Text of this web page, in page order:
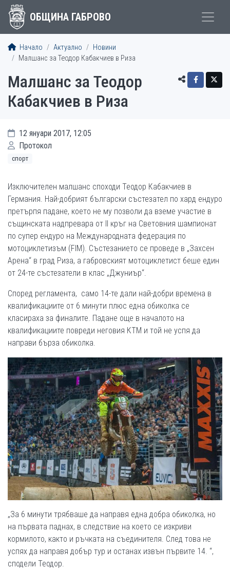
ОБЩИНА ГАБРОВО
Начало Актуално
Новини
Малшанс за Теодор Кабакчиев в Риза
Малшанс за Теодор
Кабакчиев в Риза
12 януари 2017, 12:05
Протокол
спорт
Изключителен малшанс споходи Теодор Кабакчиев в
Германия. Най-добрият български състезател по хард ендуро
претърпя падане, което не му позволи да вземе участие в
същинската надпревара от II кръг на Световния шампионат
по супер ендуро на Международната федерация по
мотоциклетизъм (FIM). Състезанието се проведе в „Захсен
Арена“ в град Риза, а габровският мотоциклетист беше един
от 24-те състезатели в клас „Джуниър“.
Според регламента, само 14-те дали най-добри времена в
квалификациите от 6 минути плюс една обиколка се
класираха за финалите. Падане още в началото на
квалификациите повреди неговия КТМ и той не успя да
направи бърза обиколка.
„За 6 минути трябваше да направя една добра обиколка, но
на първата паднах, в следствие на което се изкриви
кормилото, както и ръчката на съединителя. След това не
успях да направя добър тур и останах извън първите 14. “,
сподели Теодор.